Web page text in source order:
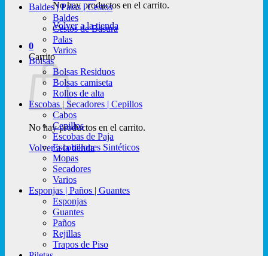
No hay productos en el carrito.
Volver a la tienda
0
Carrito
No hay productos en el carrito.
Volver a la tienda
Baldes | Palas | Cestos
Baldes
Cestos de Basura
Palas
Varios
Bolsas
Bolsas Residuos
Bolsas camiseta
Rollos de alta
Escobas | Secadores | Cepillos
Cabos
Cepillos
Escobas de Paja
Escobillones Sintéticos
Mopas
Secadores
Varios
Esponjas | Paños | Guantes
Esponjas
Guantes
Paños
Rejillas
Trapos de Piso